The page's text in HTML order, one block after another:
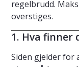
regelbrudd.
overstiges.
1. Hva finner
Siden gjelder for